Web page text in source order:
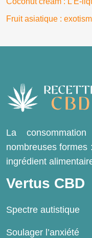
Fruit asiatique :
La
nombreuses formes
ingrédient
Vertus CBD
Spectre autistique
Soulager l’anxiété